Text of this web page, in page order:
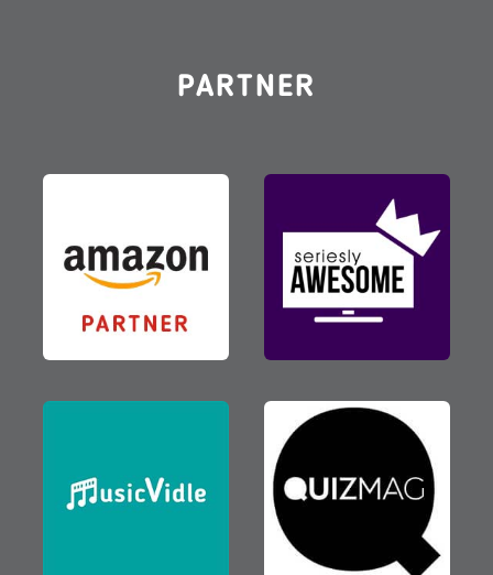
PARTNER